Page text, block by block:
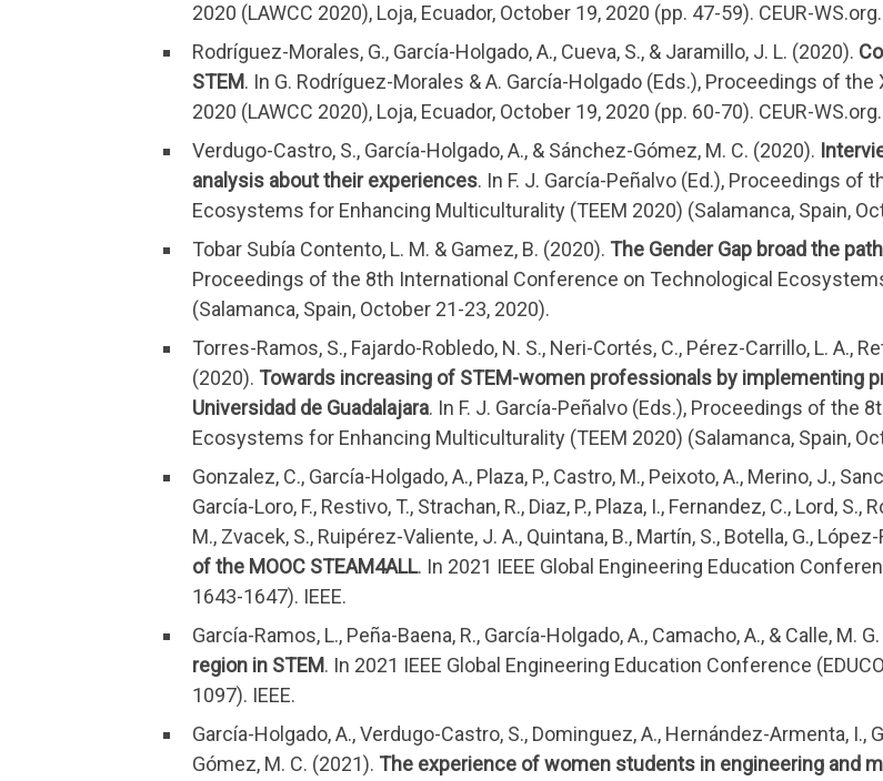
2020 (LAWCC 2020), Loja, Ecuador, October 19, 2020 (pp. 47-59). CEUR-WS.org.
Rodríguez-Morales, G., García-Holgado, A., Cueva, S., & Jaramillo, J. L. (2020).
STEM. In G. Rodríguez-Morales & A. García-Holgado (Eds.), Proceedings of
2020 (LAWCC 2020), Loja, Ecuador, October 19, 2020 (pp. 60-70). CEUR-WS.org.
Verdugo-Castro, S., García-Holgado, A., & Sánchez-Gómez, M. C. (2020).
analysis about their experiences. In F. J. García-Peñalvo (Ed.), Proceedings
Ecosystems for Enhancing Multiculturality (TEEM 2020) (Salamanca, Spain,
Tobar Subía Contento, L. M. & Gamez, B. (2020). The Gender Gap broad the
Proceedings of the 8th International Conference on Technological
(Salamanca, Spain, October 21-23, 2020).
Torres-Ramos, S., Fajardo-Robledo, N. S., Neri-Cortés, C., Pérez-Carrillo, L. A.,
(2020). Towards increasing of STEM-women professionals by implementing
Universidad de Guadalajara. In F. J. García-Peñalvo (Eds.), Proceedings of the
Ecosystems for Enhancing Multiculturality (TEEM 2020) (Salamanca, Spain,
Gonzalez, C., García-Holgado, A., Plaza, P., Castro, M., Peixoto, A., Merino, J.,
García-Loro, F., Restivo, T., Strachan, R., Diaz, P., Plaza, I., Fernandez, C., Lord, S.,
M., Zvacek, S., Ruipérez-Valiente, J. A., Quintana, B., Martín, S., Botella, G., López-
of the MOOC STEAM4ALL. In 2021 IEEE Global Engineering Education
1643-1647). IEEE.
García-Ramos, L., Peña-Baena, R., García-Holgado, A., Camacho, A., & Calle, M.
region in STEM. In 2021 IEEE Global Engineering Education Conference
1097). IEEE.
García-Holgado, A., Verdugo-Castro, S., Dominguez, A., Hernández-Armenta, I.,
Gómez, M. C. (2021). The experience of women students in engineering and